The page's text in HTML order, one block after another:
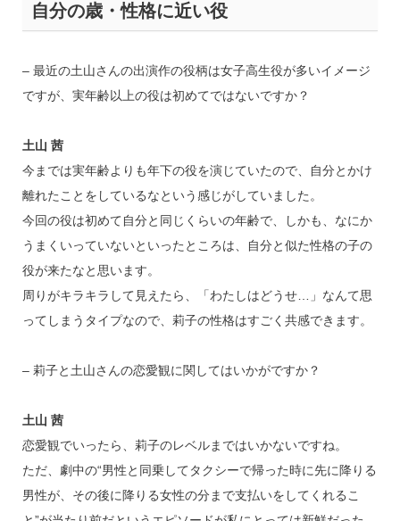
自分の歳・性格に近い役
– 最近の土山さんの出演作の役柄は女子高生役が多いイメージ
ですが、実年齢以上の役は初めてではないですか？
土山 茜
今までは実年齢よりも年下の役を演じていたので、自分とかけ
離れたことをしているなという感じがしていました。
今回の役は初めて自分と同じくらいの年齢で、しかも、なにか
うまくいっていないといったところは、自分と似た性格の子の
役が来たなと思います。
周りがキラキラして見えたら、「わたしはどうせ…」なんて思
ってしまうタイプなので、莉子の性格はすごく共感できます。
– 莉子と土山さんの恋愛観に関してはいかがですか？
土山 茜
恋愛観でいったら、莉子のレベルまではいかないですね。
ただ、劇中の“男性と同乗してタクシーで帰った時に先に降りる
男性が、その後に降りる女性の分まで支払いをしてくれるこ